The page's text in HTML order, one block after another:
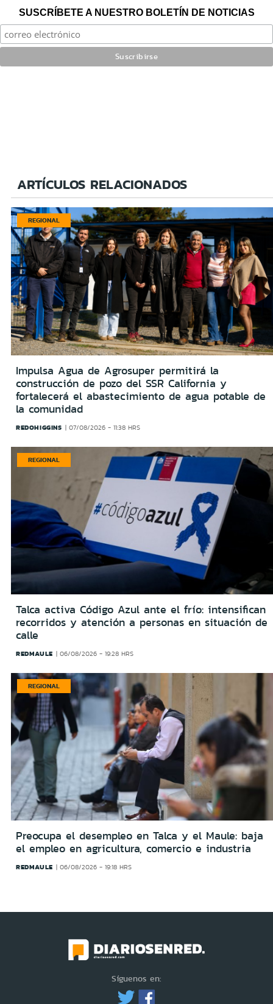
SUSCRÍBETE A NUESTRO BOLETÍN DE NOTICIAS
ARTÍCULOS RELACIONADOS
REGIONAL
Impulsa Agua de Agrosuper permitirá la
construcción de pozo del SSR California y
fortalecerá el abastecimiento de agua potable de
la comunidad
REDOHIGGINS 07/08/2026 - 11:38 HRS
REGIONAL
Talca activa Código Azul ante el frío: intensifican
recorridos y atención a personas en situación de
calle
REDMAULE 06/08/2026 - 19:28 HRS
REGIONAL
Preocupa el desempleo en Talca y el Maule: baja
el empleo en agricultura, comercio e industria
REDMAULE 06/08/2026 - 19:18 HRS
Síguenos en: